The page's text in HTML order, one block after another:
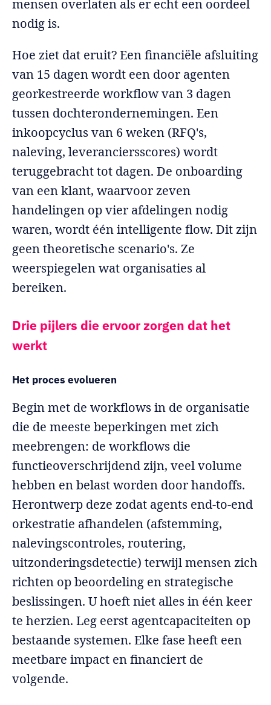
mensen overlaten als er echt een oordeel
nodig is.
Hoe ziet dat eruit? Een financiële afsluiting
van 15 dagen wordt een door agenten
georkestreerde workflow van 3 dagen
tussen dochterondernemingen. Een
inkoopcyclus van 6 weken (RFQ's,
naleving, leveranciersscores) wordt
teruggebracht tot dagen. De onboarding
van een klant, waarvoor zeven
handelingen op vier afdelingen nodig
waren, wordt één intelligente flow. Dit zijn
geen theoretische scenario's. Ze
weerspiegelen wat organisaties al
bereiken.
Drie pijlers die ervoor zorgen dat het
werkt
Het proces evolueren
Begin met de workflows in de organisatie
die de meeste beperkingen met zich
meebrengen: de workflows die
functieoverschrijdend zijn, veel volume
hebben en belast worden door handoffs.
Herontwerp deze zodat agents end-to-end
orkestratie afhandelen (afstemming,
nalevingscontroles, routering,
uitzonderingsdetectie) terwijl mensen zich
richten op beoordeling en strategische
beslissingen. U hoeft niet alles in één keer
te herzien. Leg eerst agentcapaciteiten op
bestaande systemen. Elke fase heeft een
meetbare impact en financiert de
volgende.